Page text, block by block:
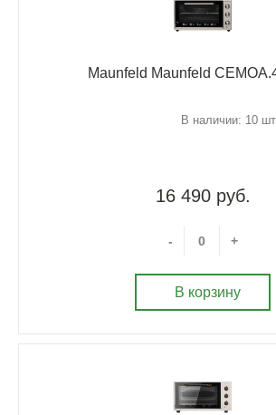
Maunfeld Maunfeld
В наличии: 10
16 490 руб.
- +
В корзину